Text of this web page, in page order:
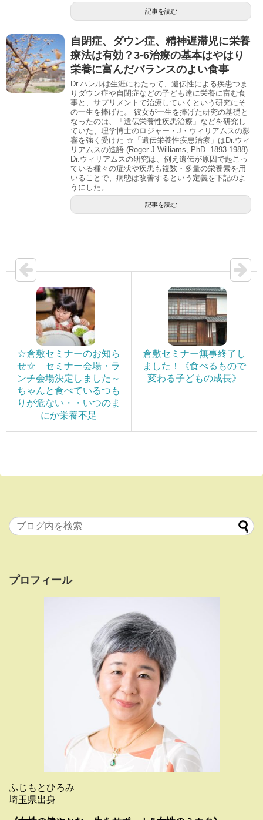
記事を読む
自閉症、ダウン症、精神遅滞児に栄養
療法は有効？3-6治療の基本はやはり
栄養に富んだバランスのよい食事
Dr.ハレルは生涯にわたって、遺伝性による疾患つま
りダウン症や自閉症などの子ども達に栄養に富む食
事と、サプリメントで治療していくという研究にそ
の一生を捧げた。 彼女が一生を捧げた研究の基礎と
なったのは、「遺伝栄養性疾患治療」などを研究し
ていた、理学博士のロジャー・J・ウィリアムスの影
響を強く受けた ☆「遺伝栄養性疾患治療」はDr.ウィ
リアムスの造語 (Roger J.Williams, PhD. 1893-1988)
Dr.ウィリアムスの研究は、例え遺伝が原因で起こっ
ている種々の症状や疾患も複数・多量の栄養素を用
いることで、病態は改善するという定義を下記のよ
うにした。
記事を読む
☆倉敷セミナーのお知ら
せ☆ セミナー会場・ラ
ンチ会場決定しました～
ちゃんと食べているつも
りが危ない・・いつのま
にか栄養不足
倉敷セミナー無事終了し
ました！《食べるもので
変わる子どもの成長》
プロフィール
ふじもとひろみ
埼玉県出身